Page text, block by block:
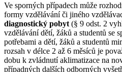
Ve sporných případech může
formy vzdělávání či jiného
diagnostický pobyt (§ 9 odst. 2
vzdělávání dětí, žáků a studentů se
potřebami a dětí, žáků a studentů
rozsah v délce 2 až 6 měsíců je
dobu k zvládnutí aklimatizace na
případných dalších odborných